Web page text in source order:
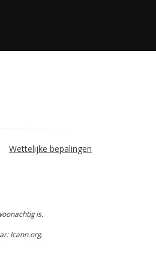
Wettelijke bepalingen
is.
Icann.org.